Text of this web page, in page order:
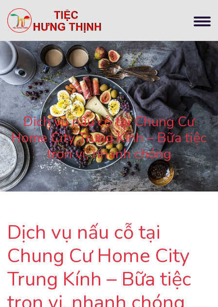
Dịch vụ nấu cỗ tại Chung Cư
Home City Trung Kính – Bữa tiệc
trọn vị, nhanh chóng
Dịch vụ nấu cỗ tại
Chung Cư Home City
Trung Kính – Bữa tiệc